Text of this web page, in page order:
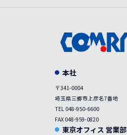
本社
〒341-0004
埼玉県三郷市上彦名7番地
TEL 048-950-6600
FAX 048-959-0820
東京オフィス 営業部